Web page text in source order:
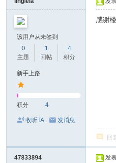
该用户从未签到
0
主题
1
回帖
4
积分
新手上路
积分 4
收听TA 发消息
感谢
回
47833894 发